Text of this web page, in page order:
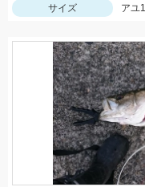
サイズ
アユ